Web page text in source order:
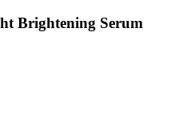
Brightening Serum